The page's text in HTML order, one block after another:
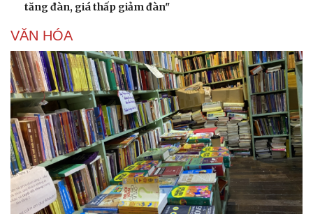
tăng đàn, giá thấp giảm đàn"
VĂN HÓA